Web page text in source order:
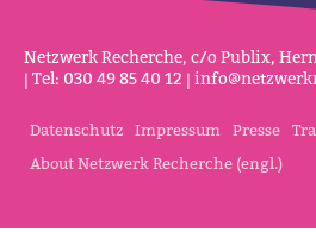
Netz­werk Recherche, c/o Publix,
| Tel: 030 49 85 40 12 |
Datenschutz Impressum Presse
About Netzwerk Recherche (engl.)